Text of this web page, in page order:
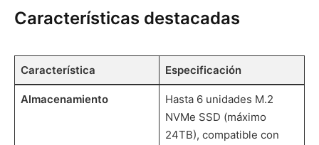
Características destacadas
Característica Especificación
Almacenamiento
Hasta 6 unidades M.2
NVMe SSD (máximo
24TB), compatible con